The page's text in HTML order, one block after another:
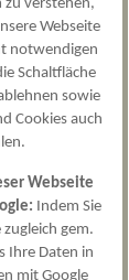
zu verstehen,
Webseite
notwendigen
Schaltfläche
sowie
Cookies auch
Webseite
Indem Sie
gem.
Ihre Daten in
mit Google